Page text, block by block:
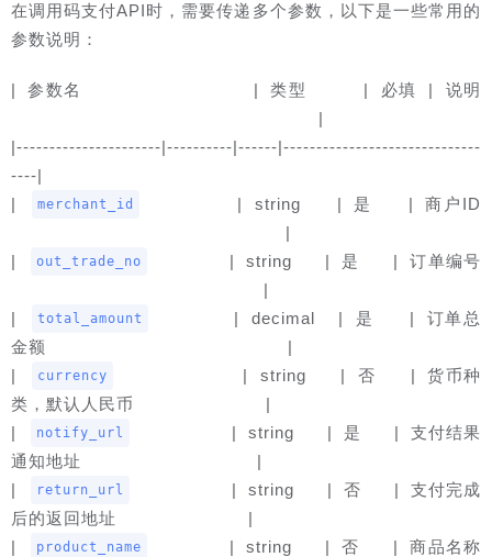
在调用码支付API时，需要传递多个参数，以下是一些常用的
参数说明：
| 参数名               | 类型     | 必填 | 说明
|
|----------------------|----------|------|------------------------------
----|
|
merchant_id
| string   | 是   | 商户ID
|
|
out_trade_no
| string   | 是   | 订单编号
|
|
total_amount
| decimal  | 是   | 订单总
金额                      |
|
currency
| string   | 否   | 货币种
类，默认人民币            |
|
notify_url
| string   | 是   | 支付结果
通知地址                |
|
return_url
| string   | 否   | 支付完成
后的返回地址            |
|
product_name
| string   | 否   | 商品名称